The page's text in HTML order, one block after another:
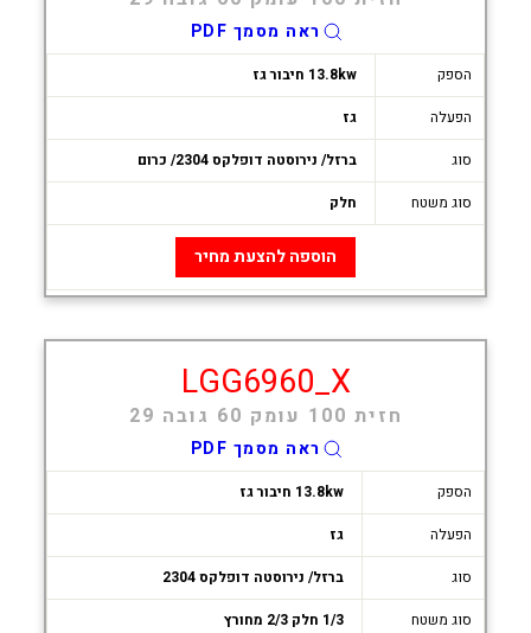
ראה מסמך PDF
הספק
13.8kw חיבור גז
הפעלה
גז
סוג
ברזל/ נירוסטה דופלקס 2304/ כרום
סוג משטח
חלק
הוספה להצעת מחיר
LGG6960_X
חזית 100 עומק 60 גובה 29
ראה מסמך PDF
הספק
13.8kw חיבור גז
הפעלה
גז
סוג
ברזל/ נירוסטה דופלקס 2304
סוג משטח
1/3 חלק 2/3 מחורץ